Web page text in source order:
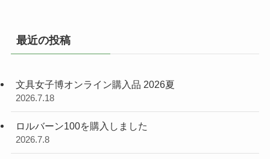
最近の投稿
文具女子博オンライン購入品 2026夏
2026.7.18
ロルバーン100を購入しました
2026.7.8